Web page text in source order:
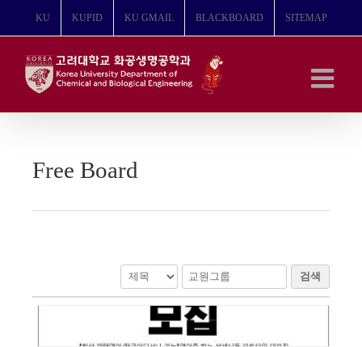
뛰
KU KUPID KU GMAIL BLACKBOARD SITEMAP
Free Board
검색